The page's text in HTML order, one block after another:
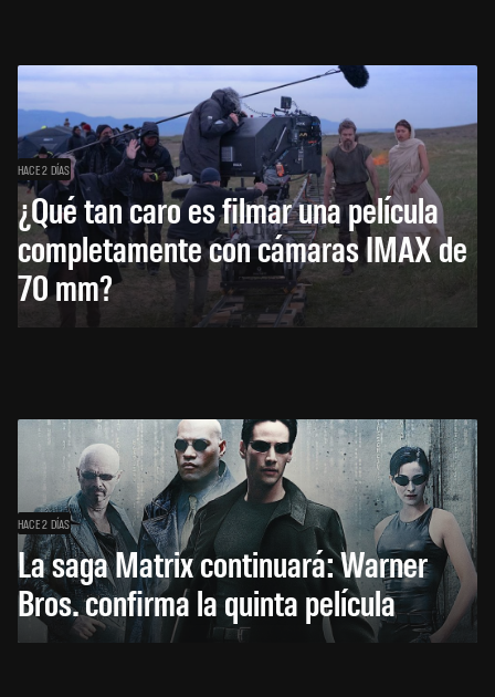
HACE 2 DÍAS
¿Qué tan caro es filmar una película
completamente con cámaras IMAX de
70 mm?
HACE 2 DÍAS
La saga Matrix continuará: Warner
Bros. confirma la quinta película